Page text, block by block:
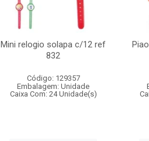
Mini relogio solapa c/12 ref
832
Código: 129357
Embalagem: Unidade
Caixa Com: 24 Unidade(s)